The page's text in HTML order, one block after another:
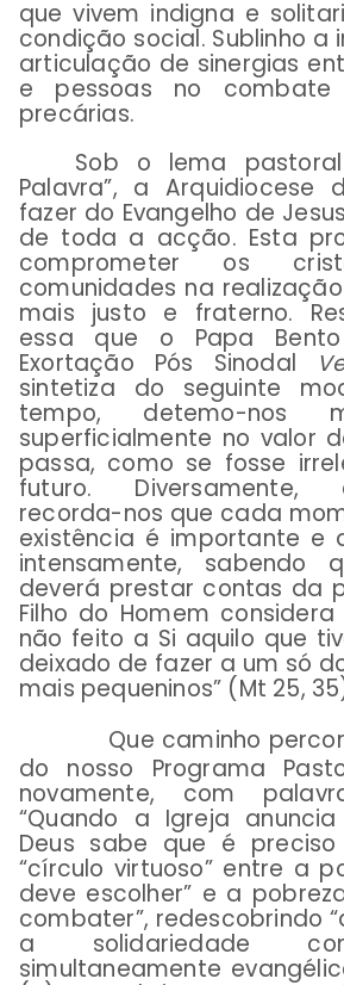
que vivem indigna e
condição social. Sublinho
articulação de sinergias
e pessoas no combate
precárias.
Sob o lema
Palavra”, a Arquidiocese
fazer do Evangelho de
de toda a acção. Esta
comprometer os
comunidades na
mais justo e fraterno.
essa que o Papa
Exortação Pós Sinodal
sintetiza do seguinte
tempo, detemo-nos
superficialmente no valor
passa, como se fosse
futuro. Diversamente,
recorda-nos que cada
existência é importante e
intensamente, sabendo
deverá prestar contas da
Filho do Homem
não feito a Si aquilo que
deixado de fazer a um só
mais pequeninos” (Mt 25,
Que caminho
do nosso Programa
novamente, com
“Quando a Igreja
Deus sabe que é
“círculo virtuoso” entre a
deve escolher” e a
combater”, redescobrindo
a solidariedade
simultaneamente